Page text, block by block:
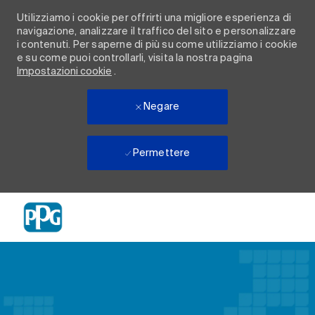
Utilizziamo i cookie per offrirti una migliore esperienza di
navigazione, analizzare il traffico del sito e personalizzare
i contenuti. Per saperne di più su come utilizziamo i cookie
e su come puoi controllarli, visita la nostra pagina
Impostazioni cookie .
Negare
Permettere